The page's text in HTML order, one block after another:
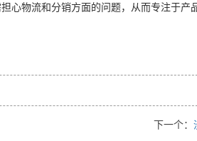
心物流和分销方面的问题，从而专注于产
下一个：